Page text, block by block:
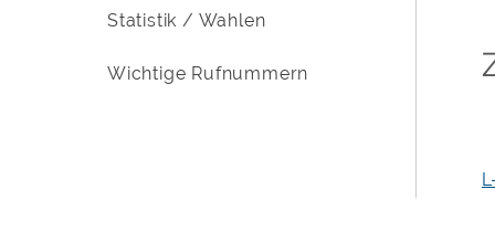
Statistik / Wahlen
Wichtige Rufnummern